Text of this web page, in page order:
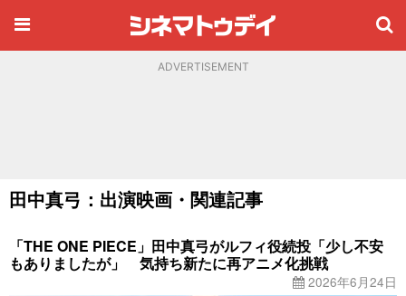
ADVERTISEMENT
田中真弓：出演映画・関連記事
「THE ONE PIECE」田中真弓がルフィ役続投「少し不安
もありましたが」 気持ち新たに再アニメ化挑戦
2026年6月24日